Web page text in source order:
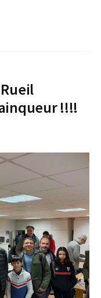
!!!!